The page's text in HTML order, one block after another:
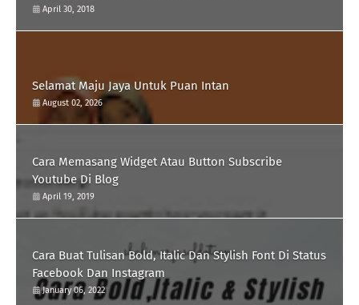
April 30, 2018
Selamat Maju Jaya Untuk Puan Intan
August 02, 2026
Cara Memasang Widget Atau Button Subscribe
Youtube Di Blog
April 19, 2019
Cara Buat Tulisan Bold, Italic Dan Stylish Font Di Status
Facebook Dan Instagram
January 06, 2022